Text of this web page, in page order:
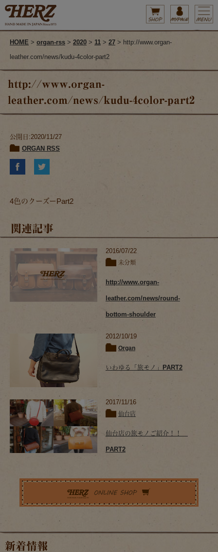
HOME > organ-rss > 2020 > 11 > 27 > http://www.organ-
leather.com/news/kudu-4color-part2
http://www.organ-
leather.com/news/kudu-4color-part2
公開日:2020/11/27
ORGAN RSS
4色のクーズーPart2
関連記事
2016/07/22
未分類
http://www.organ-
leather.com/news/round-
bottom-shoulder
2012/10/19
Organ
いわゆる「旅モノ」PART2
2017/11/16
仙台店
仙台店の旅モノご紹介！！
PART2
新着情報